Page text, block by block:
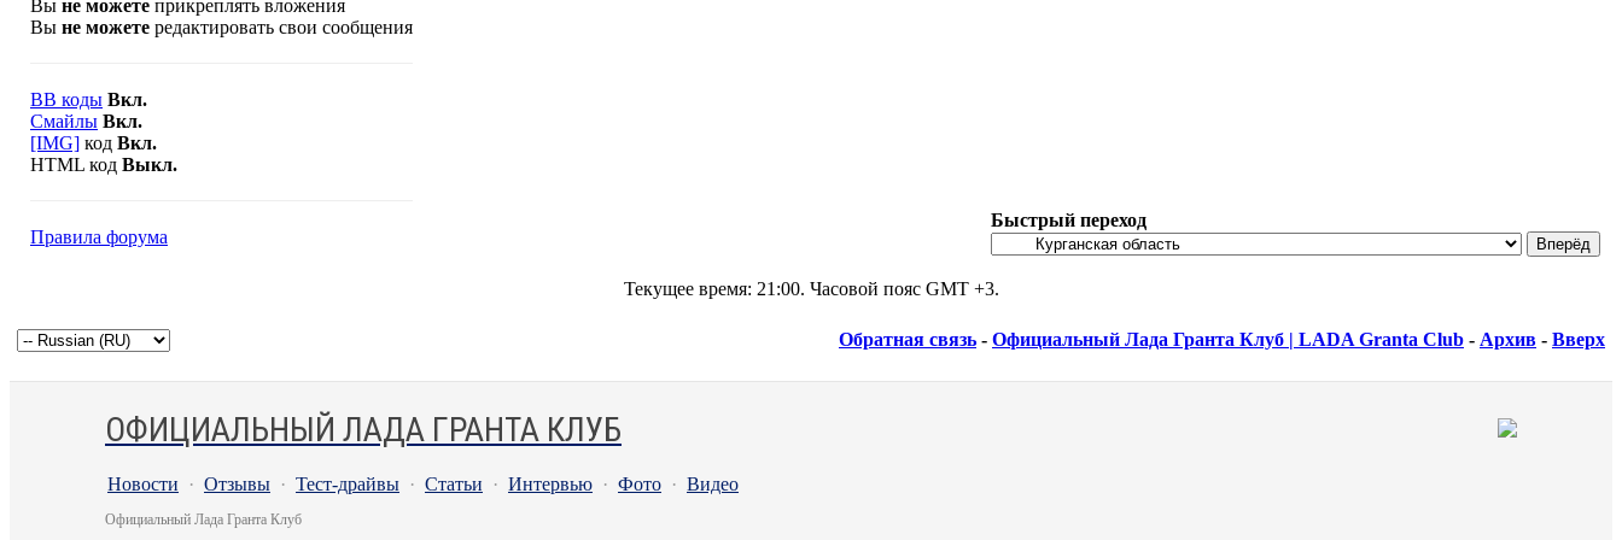
Вы не можете прикреплять вложения
Вы не можете редактировать свои сообщения
BB коды Вкл.
Смайлы Вкл.
[IMG] код Вкл.
HTML код Выкл.
Правила форума
Быстрый переход
Текущее время: 21:00. Часовой пояс GMT +3.
Обратная связь - Официальный Лада Гранта Клуб | LADA Granta Club - Архив - Вверх
ОФИЦИАЛЬНЫЙ ЛАДА ГРАНТА КЛУБ
Новости · Отзывы · Тест-драйвы · Статьи · Интервью · Фото · Видео
Официальный Лада Гранта Клуб